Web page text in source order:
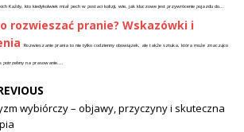
Każdy, kto kiedykolwiek miał pech w postaci kolizji, wie, jak kluczowe jest przywrócenie pojazdu do...
rozwieszać pranie? Wskazówki i
Rozwieszanie prania to nie tylko codzienny obowiązek, ale także sztuka, która może znacząco
potrzebny na prasowanie....
wybiórczy – objawy, przyczyny i skuteczna